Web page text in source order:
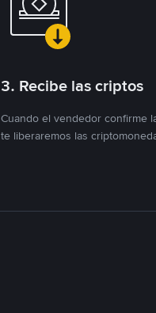
3. Recibe las criptos
Cuando el vendedor confirme
te liberaremos las